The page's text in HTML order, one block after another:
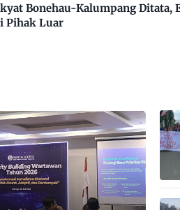
Bonehau-Kalumpang Ditata,
Pihak Luar